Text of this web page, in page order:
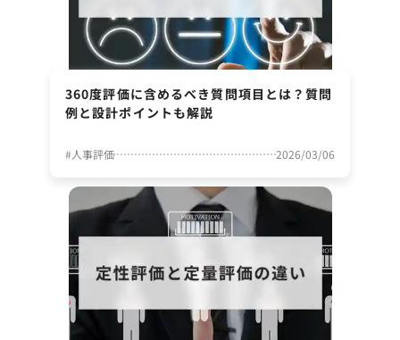
360度評価に含めるべき質問項目とは？質問
例と設計ポイントも解説
#人事評価 2026/03/06